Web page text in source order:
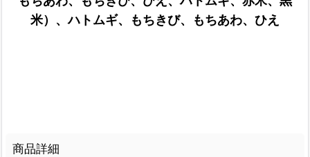
米）、ハトムギ、もちきび、もちあわ、ひえ
商品詳細